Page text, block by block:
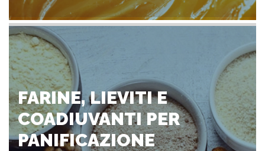
FARINE, LIEVITI E
COADIUVANTI PER
PANIFICAZIONE